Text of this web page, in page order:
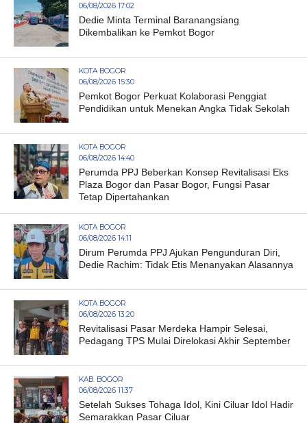
06/08/2026 17:02
Dedie Minta Terminal Baranangsiang
Dikembalikan ke Pemkot Bogor
KOTA BOGOR
06/08/2026 15:30
Pemkot Bogor Perkuat Kolaborasi Penggiat
Pendidikan untuk Menekan Angka Tidak Sekolah
KOTA BOGOR
06/08/2026 14:40
Perumda PPJ Beberkan Konsep Revitalisasi Eks
Plaza Bogor dan Pasar Bogor, Fungsi Pasar
Tetap Dipertahankan
KOTA BOGOR
06/08/2026 14:11
Dirum Perumda PPJ Ajukan Pengunduran Diri,
Dedie Rachim: Tidak Etis Menanyakan Alasannya
KOTA BOGOR
06/08/2026 13:20
Revitalisasi Pasar Merdeka Hampir Selesai,
Pedagang TPS Mulai Direlokasi Akhir September
KAB. BOGOR
06/08/2026 11:37
Setelah Sukses Tohaga Idol, Kini Ciluar Idol Hadir
Semarakkan Pasar Ciluar